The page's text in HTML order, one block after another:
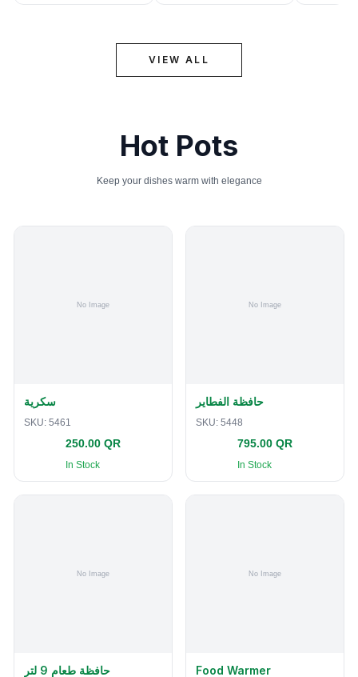
VIEW ALL
Hot Pots
Keep your dishes warm with elegance
سكرية
SKU: 5461
250.00 QR
In Stock
حافظة الفطاير
SKU: 5448
795.00 QR
In Stock
حافظة طعام 9 لتر Food Warmer